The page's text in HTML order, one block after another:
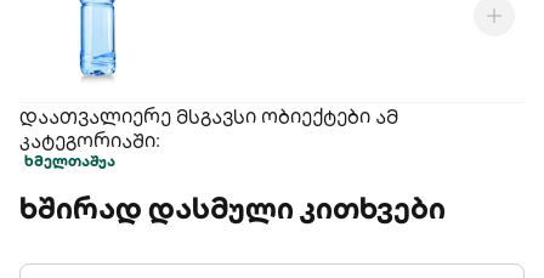
დაათვალიერე მსგავსი ობიექტები ამ
კატეგორიაში:
ხმელთაშუა
ხშირად დასმული კითხვები